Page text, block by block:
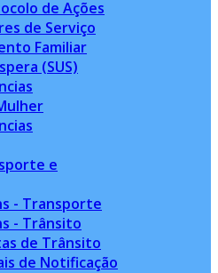
de Ações
de Serviço
Familiar
(SUS)
e
- Transporte
- Trânsito
de Trânsito
de Notificação